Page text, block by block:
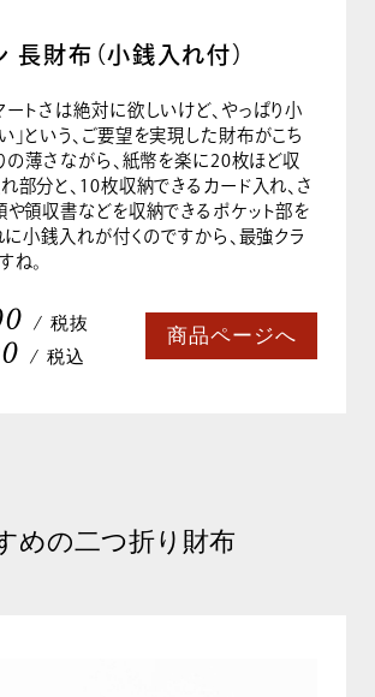
長財布（小銭入れ付）
ートさは絶対に欲しいけど、やっぱり小
」という、ご要望を実現した財布がこち
の薄さながら、紙幣を楽に20枚ほど収
部分と、10枚収納できるカード入れ、さ
や領収書などを収納できるポケット部を
に小銭入れが付くのですから、最強クラ
ね。
/ 税抜
/ 税込
商品ページへ
めの二つ折り財布